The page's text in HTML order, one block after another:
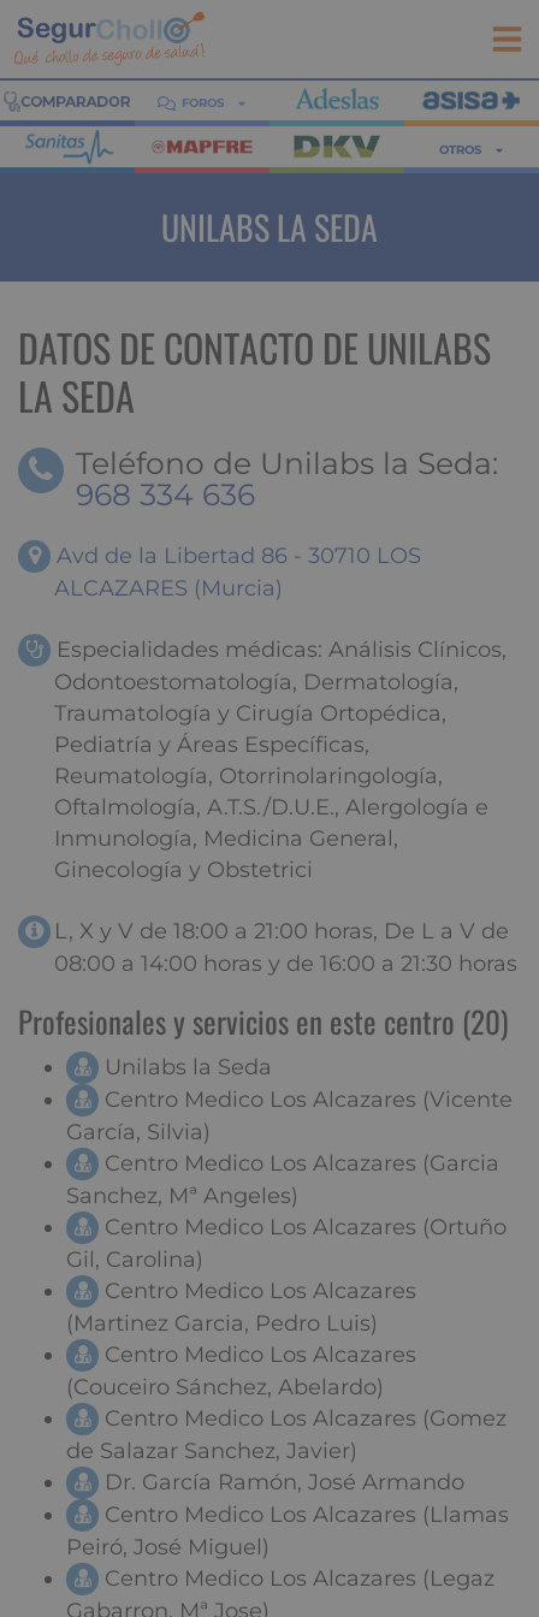
FOROS
OTROS
UNILABS LA SEDA
DATOS DE CONTACTO DE UNILABS
LA SEDA
Teléfono de Unilabs la Seda:
968 334 636
Avd de la Libertad 86 - 30710 LOS
ALCAZARES (Murcia)
Especialidades médicas: Análisis Clínicos,
Odontoestomatología, Dermatología,
Traumatología y Cirugía Ortopédica,
Pediatría y Áreas Específicas,
Reumatología, Otorrinolaringología,
Oftalmología, A.T.S./D.U.E., Alergología e
Inmunología, Medicina General,
Ginecología y Obstetrici
L, X y V de 18:00 a 21:00 horas, De L a V de
08:00 a 14:00 horas y de 16:00 a 21:30 horas
Profesionales y servicios en este centro (20)
Unilabs la Seda
Centro Medico Los Alcazares (Vicente
García, Silvia)
Centro Medico Los Alcazares (Garcia
Sanchez, Mª Angeles)
Centro Medico Los Alcazares (Ortuño
Gil, Carolina)
Centro Medico Los Alcazares
(Martinez Garcia, Pedro Luis)
Centro Medico Los Alcazares
(Couceiro Sánchez, Abelardo)
Centro Medico Los Alcazares (Gomez
de Salazar Sanchez, Javier)
Dr. García Ramón, José Armando
Centro Medico Los Alcazares (Llamas
Peiró, José Miguel)
Centro Medico Los Alcazares (Legaz
Gabarron, Mª Jose)